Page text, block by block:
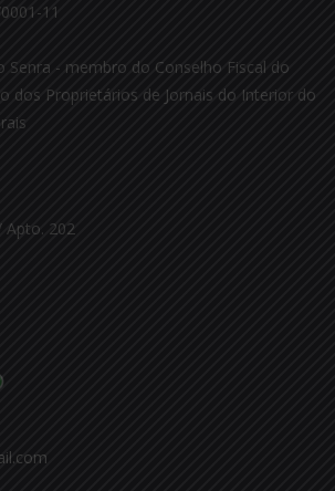
11
Senra - membro do Conselho Fiscal do
dos Proprietários de Jornais do Interior do
Apto. 202